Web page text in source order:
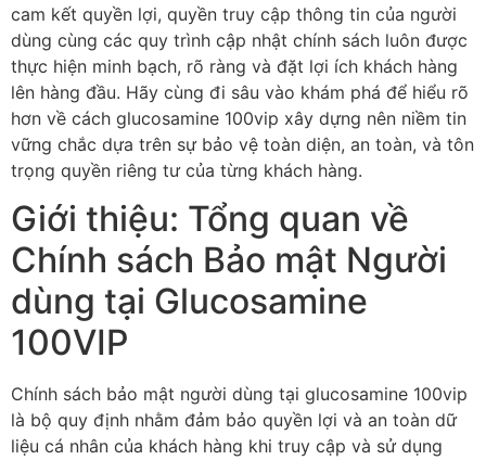
cam kết quyền lợi, quyền truy cập thông tin của người
dùng cùng các quy trình cập nhật chính sách luôn được
thực hiện minh bạch, rõ ràng và đặt lợi ích khách hàng
lên hàng đầu. Hãy cùng đi sâu vào khám phá để hiểu rõ
hơn về cách glucosamine 100vip xây dựng nên niềm tin
vững chắc dựa trên sự bảo vệ toàn diện, an toàn, và tôn
trọng quyền riêng tư của từng khách hàng.
Giới thiệu: Tổng quan về
Chính sách Bảo mật Người
dùng tại Glucosamine
100VIP
Chính sách bảo mật người dùng tại glucosamine 100vip
là bộ quy định nhằm đảm bảo quyền lợi và an toàn dữ
liệu cá nhân của khách hàng khi truy cập và sử dụng